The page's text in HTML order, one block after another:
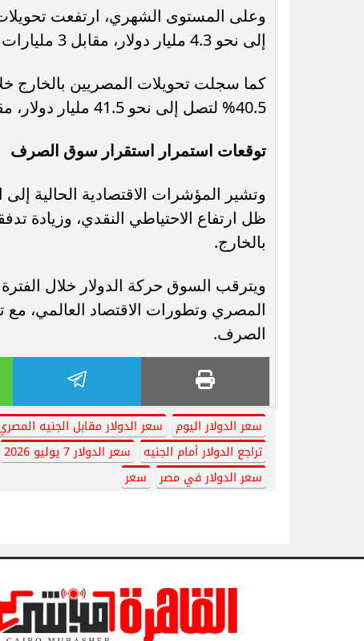
إلى نحو 4.3 مليار دولار، مقابل 3 مليارات دولار خلال أبريل 2025.
40.5% لتصل إلى نحو 41.5 مليار دولار، مقارنة بنحو 29.6 مليار دولار خلال عام 2024.
توقعات استمرار استقرار سوق الصرف
وتشير المؤشرات الاقتصادية الحالية
ظل ارتفاع الاحتياطي النقدي، وزيادة
بالخارج.
ويترقب السوق حركة الدولار خلال
المصري وتطورات الاقتصاد العالمي،
الصرف.
سعر الدولار اليوم سعر الدولار مقابل الجنيه
تراجع الدولار أمام الجنيه
سعر الدولار 7 يوليو 2026
سعر الدولار في مصر
سعر